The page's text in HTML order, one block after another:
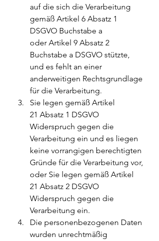
auf die sich die Verarbeitung
gemäß Artikel 6 Absatz 1
DSGVO Buchstabe a
oder Artikel 9 Absatz 2
Buchstabe a DSGVO stützte,
und es fehlt an einer
anderweitigen Rechtsgrundlage
für die Verarbeitung.
Sie legen gemäß Artikel
21 Absatz 1 DSGVO
Widerspruch gegen die
Verarbeitung ein und es liegen
keine vorrangigen berechtigten
Gründe für die Verarbeitung vor,
oder Sie legen gemäß Artikel
21 Absatz 2 DSGVO
Widerspruch gegen die
Verarbeitung ein.
Die personenbezogenen Daten
wurden unrechtmäßig